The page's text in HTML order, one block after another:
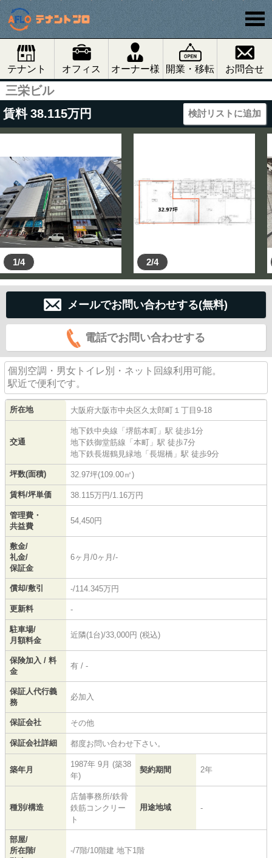
テナント オフィス オーナー様 開業・移転 お問合せ
三栄ビル
賃料 38.115万円 検討リストに追加
1/4 2/4
メールでお問い合わせする(無料)
電話でお問い合わせする
個別空調・男女トイレ別・ネット回線利用可能。
駅近で便利です。
所在地 大阪府大阪市中央区久太郎町 １丁目9-18
交通
地下鉄中央線 「堺筋本町 」駅 徒歩1分
地下鉄御堂筋線 「本町 」駅 徒歩7分
地下鉄長堀鶴見緑地 「長堀橋 」駅 徒歩9分
坪数(面積) 32.97坪(109.00㎡)
賃料/坪単価 38.115万円/1.16万円
管理費・
共益費
54,450円
敷金/
礼金/
保証金
6ヶ月/0ヶ月/-
償却/敷引 -/114.345万円
更新料 -
駐車場/
月額料金
近隣(1台)/33,000円 (税込)
保険加入 / 料
金
有 / -
保証人代行義
務
必加入
保証会社 その他
保証会社詳細 都度お問い合わせ下さい。
築年月
1987年 9月 (築38
年)
契約期間 2年
種別/構造
店舗事務所/鉄骨
鉄筋コンクリー
ト
用途地域 -
部屋/
所在階/
-/7階/10階建 地下1階